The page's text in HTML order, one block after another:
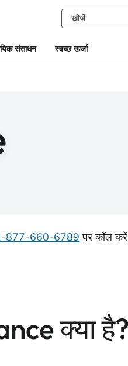
संसाधन स्वच्छ ऊर्जा
877-660-6789 पर कॉल
क्या है?